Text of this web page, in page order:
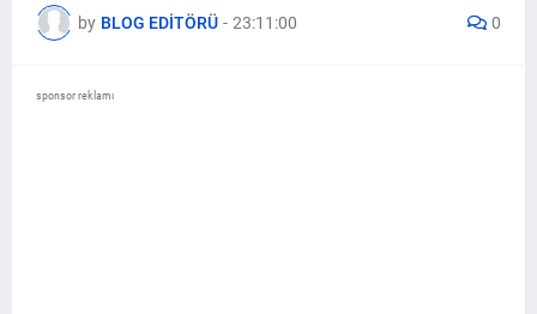
by BLOG EDİTÖRÜ - 23:11:00 0
sponsor reklamı